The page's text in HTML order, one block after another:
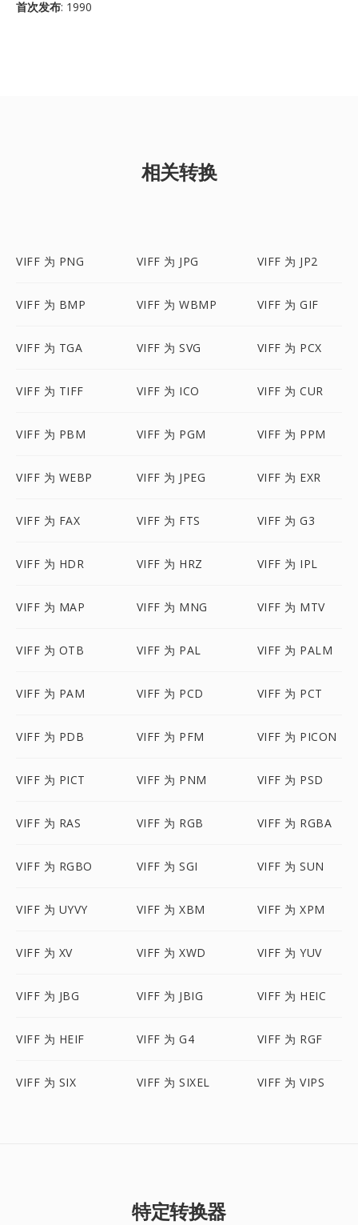
首次发布: 1990
相关转换
VIFF 为 PNG VIFF 为 JPG VIFF 为 JP2
VIFF 为 BMP VIFF 为 WBMP VIFF 为 GIF
VIFF 为 TGA VIFF 为 SVG VIFF 为 PCX
VIFF 为 TIFF VIFF 为 ICO VIFF 为 CUR
VIFF 为 PBM VIFF 为 PGM VIFF 为 PPM
VIFF 为 WEBP VIFF 为 JPEG VIFF 为 EXR
VIFF 为 FAX VIFF 为 FTS VIFF 为 G3
VIFF 为 HDR VIFF 为 HRZ VIFF 为 IPL
VIFF 为 MAP VIFF 为 MNG VIFF 为 MTV
VIFF 为 OTB VIFF 为 PAL VIFF 为 PALM
VIFF 为 PAM VIFF 为 PCD VIFF 为 PCT
VIFF 为 PDB VIFF 为 PFM VIFF 为 PICON
VIFF 为 PICT VIFF 为 PNM VIFF 为 PSD
VIFF 为 RAS VIFF 为 RGB VIFF 为 RGBA
VIFF 为 RGBO VIFF 为 SGI VIFF 为 SUN
VIFF 为 UYVY VIFF 为 XBM VIFF 为 XPM
VIFF 为 XV VIFF 为 XWD VIFF 为 YUV
VIFF 为 JBG VIFF 为 JBIG VIFF 为 HEIC
VIFF 为 HEIF VIFF 为 G4 VIFF 为 RGF
VIFF 为 SIX VIFF 为 SIXEL VIFF 为 VIPS
特定转换器